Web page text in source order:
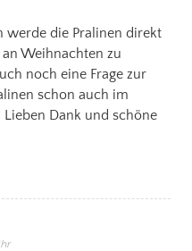
werde die Pralinen direkt
Weihnachten zu
noch eine Frage zur
schon auch im
Dank und schöne